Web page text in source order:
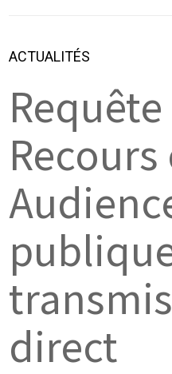
ACTUALITÉS
direct